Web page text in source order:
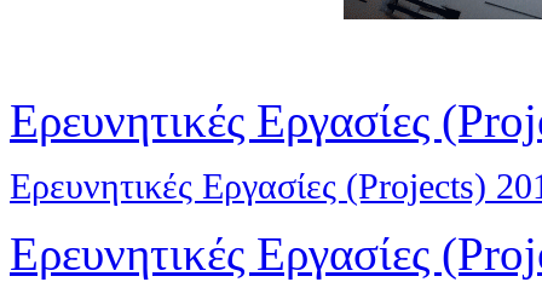
Ερευνητικές Εργασίες
Ερευνητικές Εργασίες (Projects)
Ερευνητικές Εργασίες